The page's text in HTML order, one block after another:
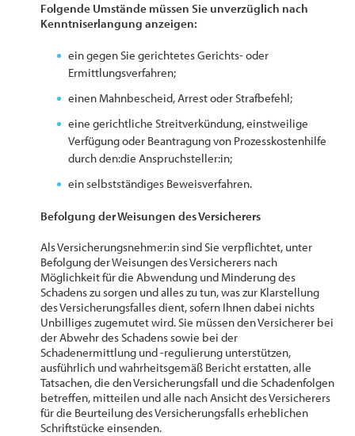
Folgende Umstände müssen Sie unverzüglich nach
Kenntniserlangung anzeigen:
ein gegen Sie gerichtetes Gerichts- oder
Ermittlungsverfahren;
einen Mahnbescheid, Arrest oder Strafbefehl;
eine gerichtliche Streitverkündung, einstweilige
Verfügung oder Beantragung von Prozesskostenhilfe
durch den:die Anspruchsteller:in;
ein selbstständiges Beweisverfahren.
Befolgung der Weisungen des Versicherers
Als Versicherungsnehmer:in sind Sie verpflichtet, unter
Befolgung der Weisungen des Versicherers nach
Möglichkeit für die Abwendung und Minderung des
Schadens zu sorgen und alles zu tun, was zur Klarstellung
des Versicherungsfalles dient, sofern Ihnen dabei nichts
Unbilliges zugemutet wird. Sie müssen den Versicherer bei
der Abwehr des Schadens sowie bei der
Schadenermittlung und -regulierung unterstützen,
ausführlich und wahrheitsgemäß Bericht erstatten, alle
Tatsachen, die den Versicherungsfall und die Schadenfolgen
betreffen, mitteilen und alle nach Ansicht des Versicherers
für die Beurteilung des Versicherungsfalls erheblichen
Schriftstücke einsenden.